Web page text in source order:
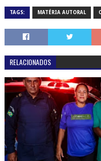
TAGS: MATÉRIA AUTORAL
RELACIONADOS